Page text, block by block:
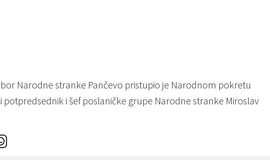
Narodne stranke Pančevo pristupio je Narodnom pokretu
potpredsednik i šef poslaničke grupe Narodne stranke Miroslav